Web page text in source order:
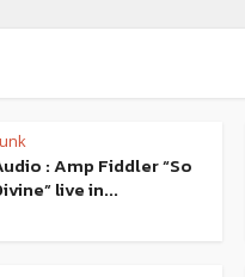
: Amp Fiddler “So
live in...